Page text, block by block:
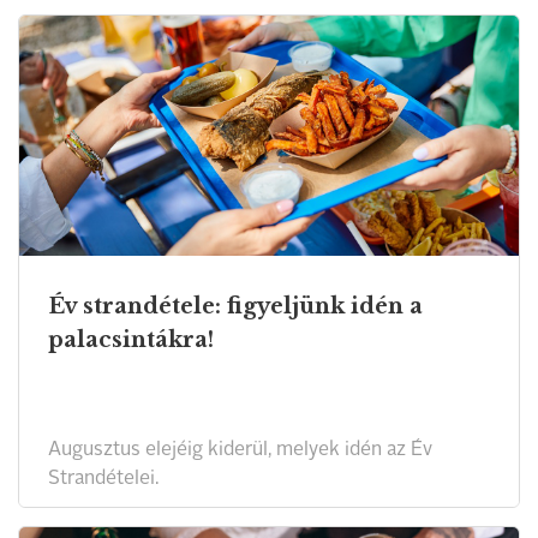
Év strandétele: figyeljünk idén a
palacsintákra!
Augusztus elejéig kiderül, melyek idén az Év
Strandételei.